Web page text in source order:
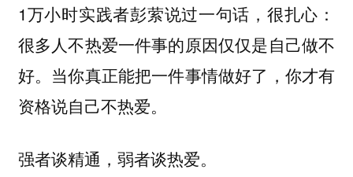
1万小时实践者彭萦说过一句话，很扎心：
很多人不热爱一件事的原因仅仅是自己做不
好。当你真正能把一件事情做好了，你才有
资格说自己不热爱。
强者谈精通，弱者谈热爱。